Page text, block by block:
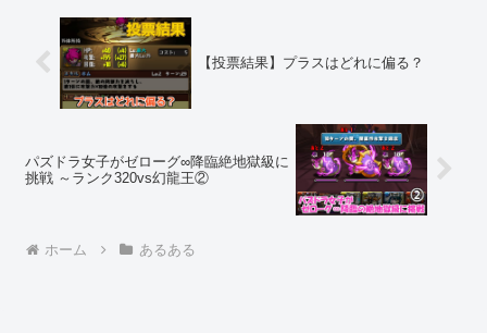
【投票結果】プラスはどれに偏る？
パズドラ女子がゼローグ∞降臨絶地獄級に
挑戦 ～ランク320vs幻龍王②
ホーム あるある